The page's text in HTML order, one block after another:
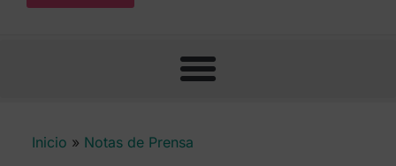
Inicio » Notas de Prensa